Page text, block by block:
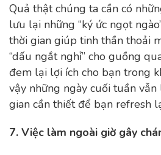
Quả thật chúng ta cần có
lưu lại những “ký ức ngọt
thời gian giúp tinh thần thoải
“dấu ngắt nghỉ” cho guồng
đem lại lợi ích cho bạn trong
vậy những ngày cuối tuần
gian cần thiết để bạn refresh
7. Việc làm ngoài giờ gây